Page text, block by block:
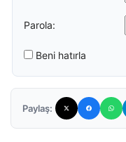
Parola:
Beni hatırla
Paylaş: